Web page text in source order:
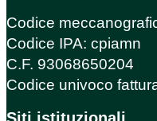
Codice
Codice IPA: cpiamn
C.F. 93068650204
Codice univoco